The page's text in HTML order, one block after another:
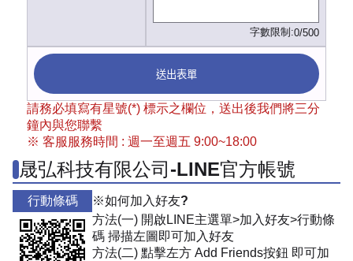
字數限制:0/500
送出表單
請務必填寫有星號(*) 標示之欄位，送出後我們將三分
鐘內與您聯繫
※ 客服服務時間 : 週一至週五 9:00~18:00
晟弘科技有限公司-LINE官方帳號
行動條碼
※如何加入好友?
方法(一) 開啟LINE主選單>加入好友>行動條
碼 掃描左圖即可加入好友
方法(二) 點擊左方 Add Friends按鈕 即可加